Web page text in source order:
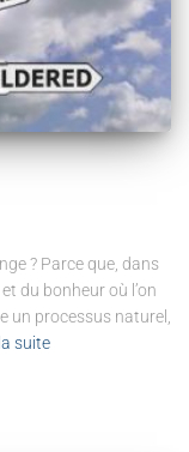
? Parce que, dans
du bonheur où l’on
un processus naturel,
suite